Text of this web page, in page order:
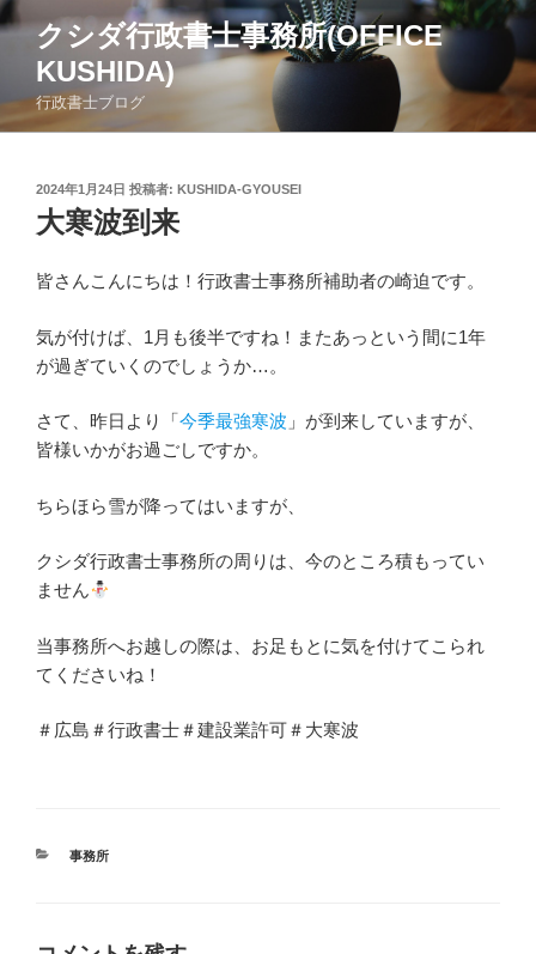
コ
ン
ツ
クシダ行政書士事務所(OFFICE
KUSHIDA)
行政書士ブログ
投
日:
2024年1月24日 投稿者: KUSHIDA-GYOUSEI
大寒波到来
皆さんこんにちは！行政書士事務所補助者の崎迫です。
気が付けば、1月も後半ですね！またあっという間に1年
が過ぎていくのでしょうか…。
さて、昨日より「今季最強寒波 」が到来していますが、
皆様いかがお過ごしですか。
ちらほら雪が降ってはいますが、
クシダ行政書士事務所の周りは、今のところ積もってい
ません
当事務所へお越しの際は、お足もとに気を付けてこられ
てくださいね！
＃広島＃行政書士＃建設業許可＃大寒波
カ
事務所